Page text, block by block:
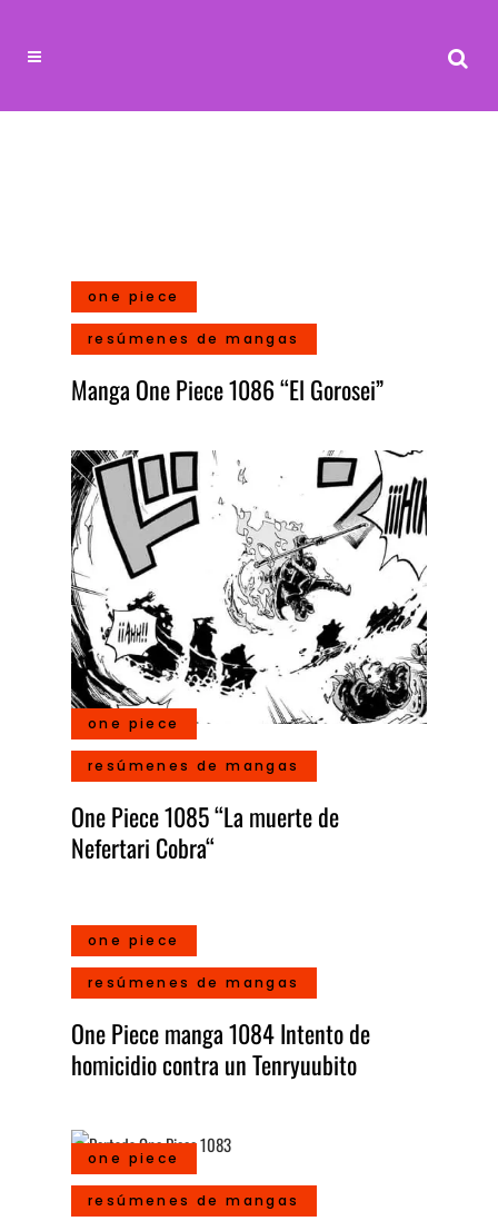
one piece
resúmenes de mangas
Manga One Piece 1086 “El Gorosei”
one piece
resúmenes de mangas
One Piece 1085 “La muerte de
Nefertari Cobra“
one piece
resúmenes de mangas
One Piece manga 1084 Intento de
homicidio contra un Tenryuubito
one piece
resúmenes de mangas